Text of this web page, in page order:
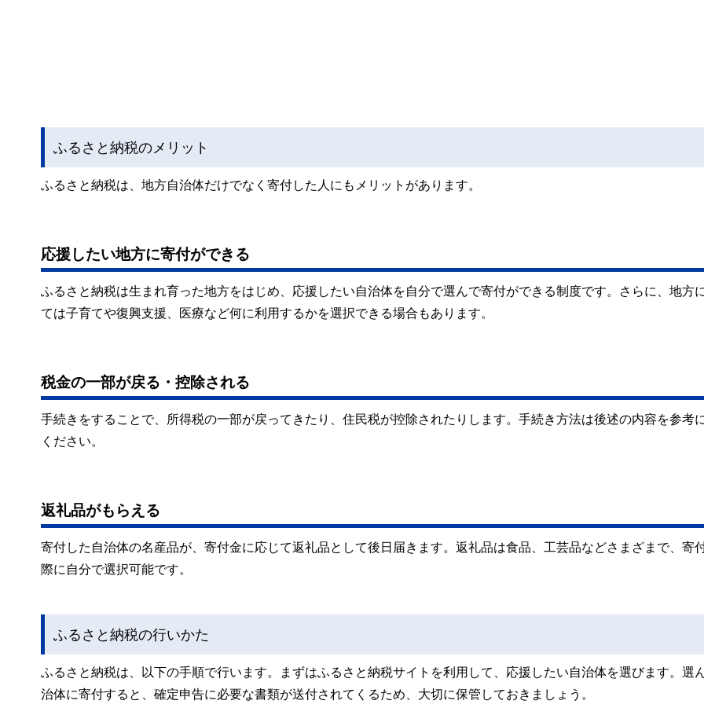
ふるさと納税のメリット
ふるさと納税は、地方自治体だけでなく寄付した人にもメリットがあります。
応援したい地方に寄付ができる
ふるさと納税は生まれ育った地方をはじめ、応援したい自治体を自分で選んで寄付ができる制度です。さらに、地方
ては子育てや復興支援、医療など何に利用するかを選択できる場合もあります。
税金の一部が戻る・控除される
手続きをすることで、所得税の一部が戻ってきたり、住民税が控除されたりします。手続き方法は後述の内容を参考
ください。
返礼品がもらえる
寄付した自治体の名産品が、寄付金に応じて返礼品として後日届きます。返礼品は食品、工芸品などさまざまで、寄
際に自分で選択可能です。
ふるさと納税の行いかた
ふるさと納税は、以下の手順で行います。まずはふるさと納税サイトを利用して、応援したい自治体を選びます。選
治体に寄付すると、確定申告に必要な書類が送付されてくるため、大切に保管しておきましょう。